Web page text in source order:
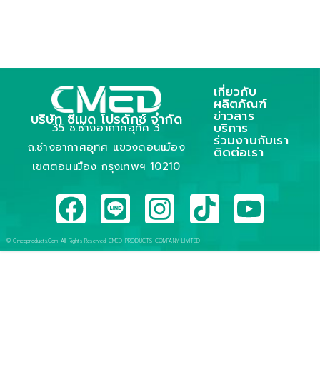
บริษัท ซีเมด โปรดักซ์ จำกัด
35 ซ.ช่างอากาศอุทิศ 3
ถ.ช่างอากาศอุทิศ แขวงดอนเมือง
เขตตอนเมือง กรุงเทพฯ 10210
เกี่ยวกับ
ผลิตภัณฑ์
ข่าวสาร
บริการ
ร่วมงานกับเรา
ติดต่อเรา
© Cmedproducts.Com All Rights Reserved CMED PRODUCTS COMPANY LIMITED